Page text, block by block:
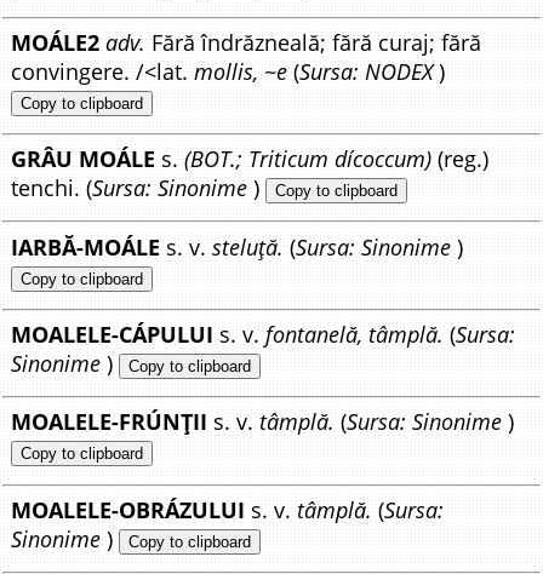
MOÁLE2 adv. Fără îndrăzneală; fără curaj; fără
convingere. /<lat.mollis, ~e (Sursa: NODEX)
Copy to clipboard
GRÂU MOÁLE s.(BOT.; Triticum dícoccum) (reg.)
tenchi. (Sursa: Sinonime ) Copy to clipboard
IARBĂ-MOÁLE s. v.steluță. (Sursa: Sinonime )
Copy to clipboard
MOALELE-CÁPULUI s. v.fontanelă, tâmplă. (Sursa:
Sinonime ) Copy to clipboard
MOALELE-FRÚNȚII s. v. tâmplă. (Sursa: Sinonime )
Copy to clipboard
MOALELE-OBRÁZULUI s. v. tâmplă. (Sursa:
Sinonime ) Copy to clipboard